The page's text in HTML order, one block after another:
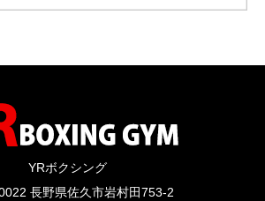
YRボクシング
長野県佐久市岩村田753-2